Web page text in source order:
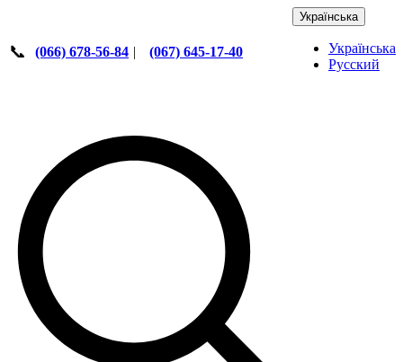
📞 (066) 678-56-84 | (067) 645-17-40
Українська
Українська
Русский